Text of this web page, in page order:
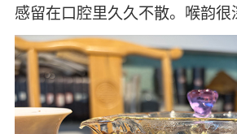
感留在口腔里久久不散。喉韵很